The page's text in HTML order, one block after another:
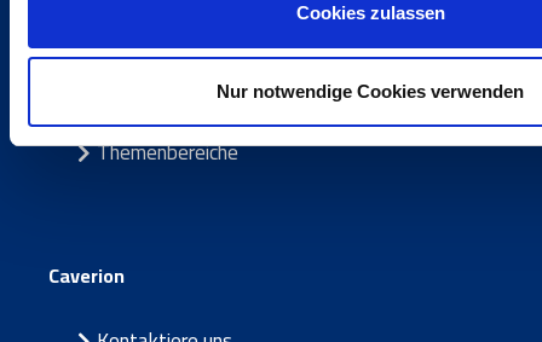
Cookies zulassen
Nur notwendige Cookies verwenden
Smart
Partner
Themenbereiche
Caverion